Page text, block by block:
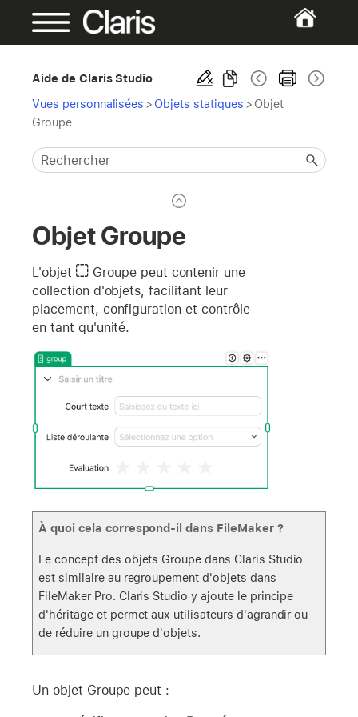
Aide de Claris Studio
Vues personnalisées > Objets statiques > Objet
Groupe
Objet Groupe
L'objet Groupepeut contenir une
collection d'objets, facilitant leur
placement, configuration et contrôle
en tant qu'unité.
À quoi cela correspond-il dans FileMaker ?
Le concept des objets Groupe dans Claris Studio
est similaire au regroupement d'objets dans
FileMaker Pro. Claris Studio y ajoute le principe
d'héritage et permet aux utilisateurs d'agrandir ou
de réduire un groupe d'objets.
Un objet Groupe peut :